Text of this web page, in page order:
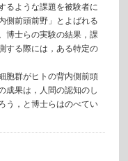
るような課題を被験者に
側前頭前野」とよばれる
博士らの実験の結果，課
する際には，ある特定の
胞群がヒトの背内側前頭
成果は，人間の認知のし
う，と博士らはのべてい